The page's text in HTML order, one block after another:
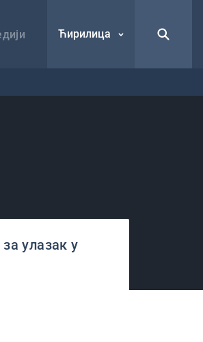
Ћирилица
улазак у